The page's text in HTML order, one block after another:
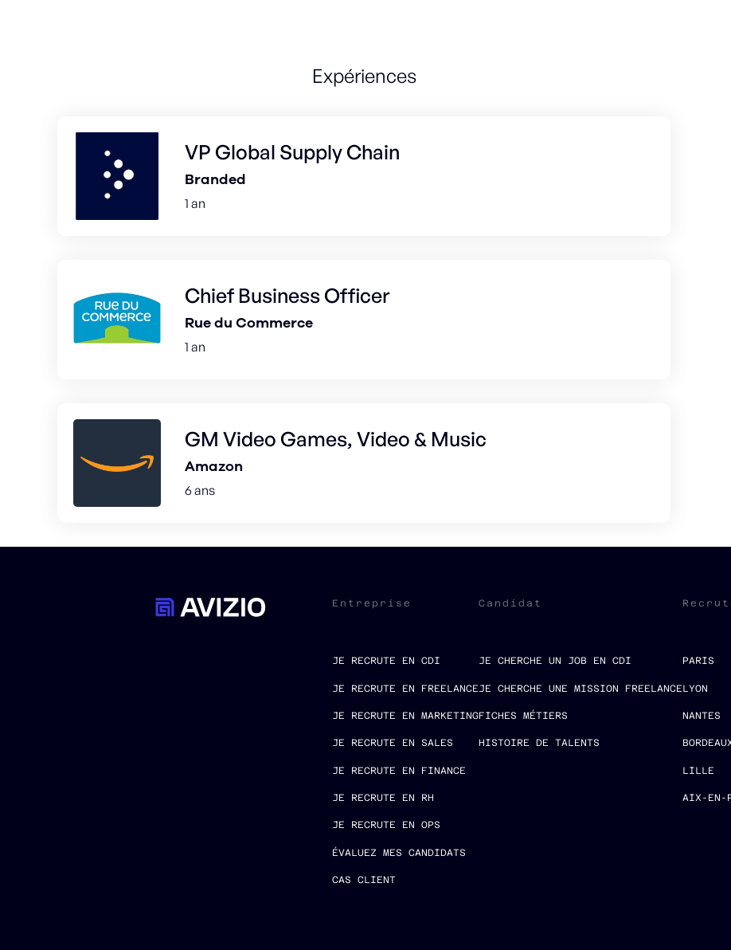
Expériences
VP Global Supply Chain
Branded
1 an
Chief Business Officer
Rue du Commerce
1 an
GM Video Games, Video & Music
Amazon
6 ans
Entreprise
JE RECRUTE EN CDI
JE RECRUTE EN FREELANCE
JE RECRUTE EN MARKETING
JE RECRUTE EN SALES
JE RECRUTE EN FINANCE
JE RECRUTE EN RH
JE RECRUTE EN OPS
ÉVALUEZ MES CANDIDATS
CAS CLIENT
Candidat
JE CHERCHE UN JOB EN CDI
JE CHERCHE UNE MISSION FREELANCE
FICHES MÉTIERS
HISTOIRE DE TALENTS
PARIS
LYON
NANTES
LILLE
AIX-EN-